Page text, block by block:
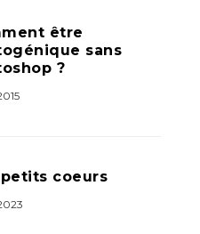
être
sans
?
petits coeurs